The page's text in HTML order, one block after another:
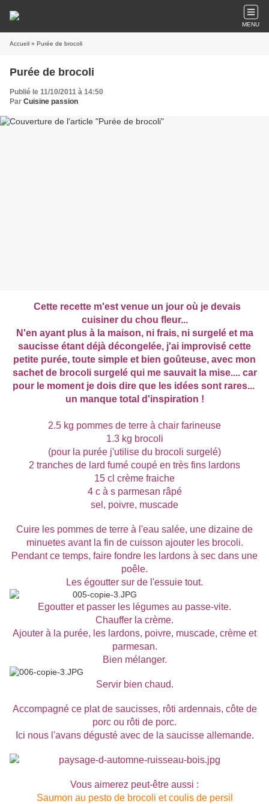
MENU
Accueil » Purée de brocoli
Purée de brocoli
Publié le 11/10/2011 à 14:50
Par Cuisine passion
Cette recette m'est venue un jour où je devais
cuisiner du chou fleur...
N'en ayant plus à la maison, ni frais, ni surgelé et ma
saucisse étant déjà décongelée, j'ai improvisé cette
petite purée, toute simple et bien goûteuse, avec mon
sachet de brocoli surgelé qui me sauvait la mise.... car
pour le moment je dois dire que les idées sont rares...
un manque total d'inspiration !
2.5 kg pommes de terre à chair farineuse
1.3 kg brocoli
(pour la purée j'utilise du brocoli surgelé)
2 tranches de lard fumé coupé en très fins lardons
15 cl crème fraiche
4 c à s parmesan râpé
sel, poivre, muscade
Cuire les pommes de terre à l'eau salée, une dizaine de
minuetes avant la fin de cuisson ajouter les brocoli.
Pendant ce temps, faire fondre les lardons à sec dans une
poêle.
Les égoutter sur de l'essuie tout.
Egoutter et passer les légumes au passe-vite.
Chauffer la crème.
Ajouter à la purée, les lardons, poivre, muscade, crème et
parmesan.
Bien mélanger.
Servir bien chaud.
Accompagné ce plat de saucisses, rôti ardennais, côte de
porc ou rôti de porc.
Ici nous l'avans dégusté avec de la saucisse allemande.
Vous aimerez peut-être aussi :
Saumon au pesto de brocoli et coulis de persil